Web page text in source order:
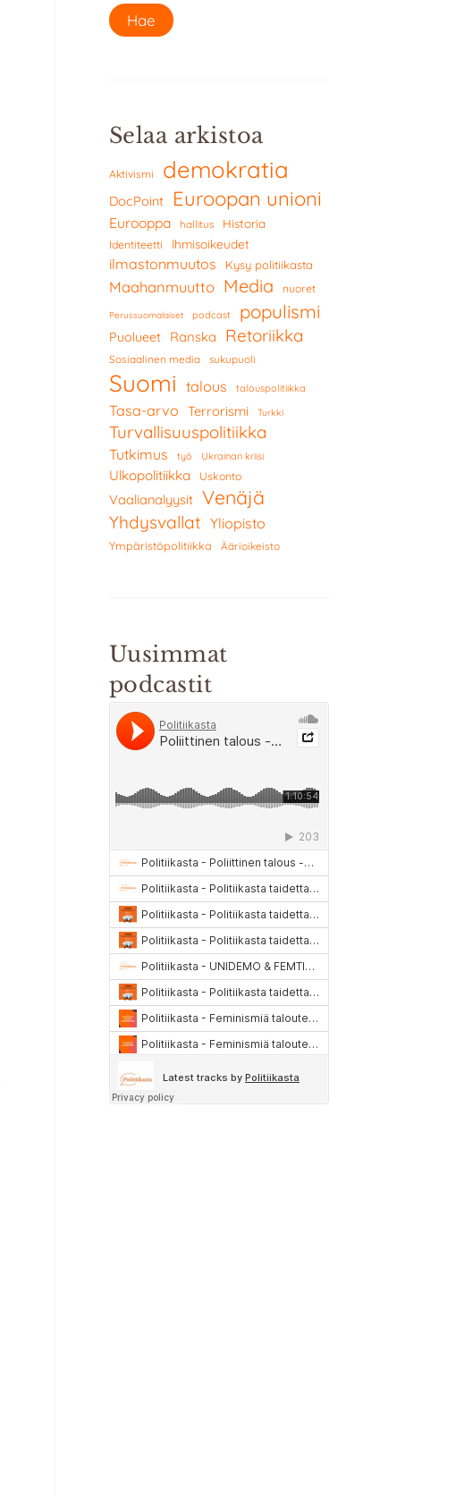
Selaa arkistoa
Aktivismi demokratia
DocPoint Euroopan unioni
Eurooppa hallitus Historia
Identiteetti Ihmisoikeudet
ilmastonmuutos Kysy politiikasta
Maahanmuutto Media nuoret
Perussuomalaiset podcast populismi
Puolueet Ranska Retoriikka
Sosiaalinen media sukupuoli
Suomi talous talouspolitiikka
Tasa-arvo Terrorismi Turkki
Turvallisuuspolitiikka
Tutkimus työ Ukrainan kriisi
Ulkopolitiikka Uskonto
Vaalianalyysit Venäjä
Yhdysvallat Yliopisto
Ympäristöpolitiikka Äärioikeisto
Uusimmat
podcastit